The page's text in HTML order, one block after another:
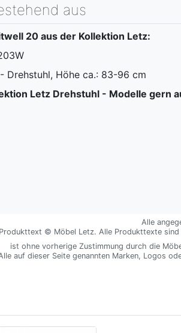
aus
20 aus der Kollektion Letz:
Drehstuhl, Höhe ca.: 83-96 cm
Letz Drehstuhl - Modelle gern
Alle
Produkttext © Möbel Letz. Alle Produkttexte
ist ohne vorherige Zustimmung durch die
auf dieser Seite genannten Marken, Logos